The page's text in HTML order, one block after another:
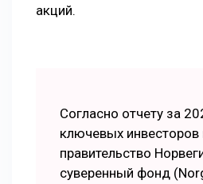
акций.
Согласно отчету за
ключевых инвесторов
правительство
суверенный фонд